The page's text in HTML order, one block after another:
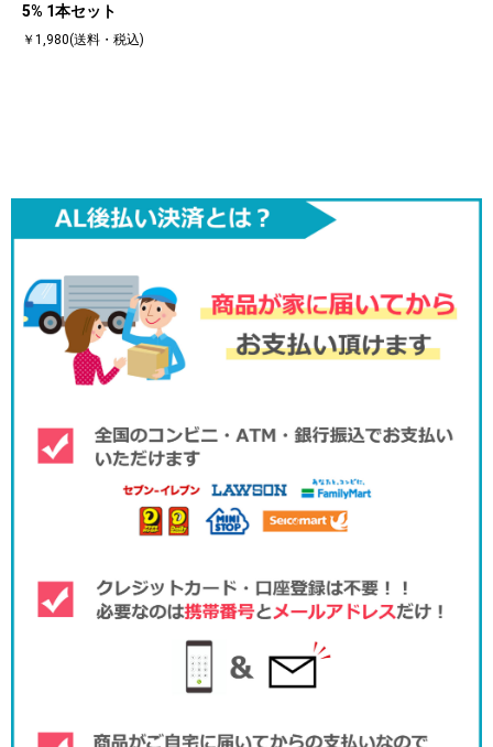
5% 1本セット
￥1,980(送料・税込)